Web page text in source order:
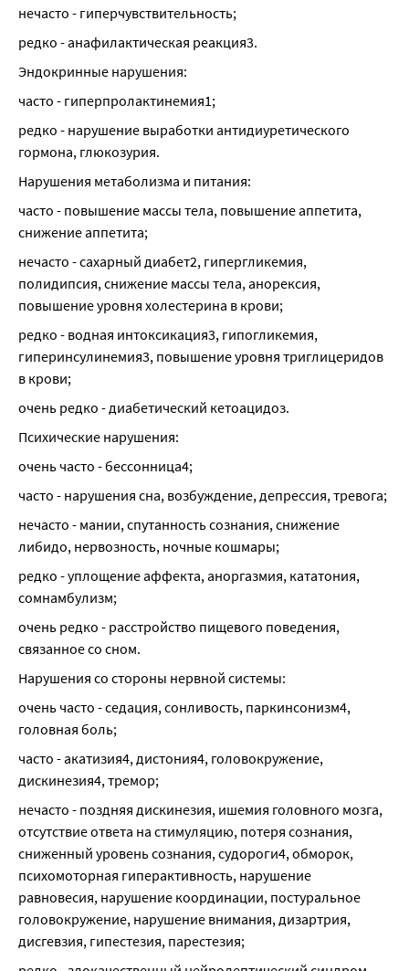
нечасто - гиперчувствительность;
редко - анафилактическая реакция3.
Эндокринные нарушения:
часто - гиперпролактинемия1;
редко - нарушение выработки антидиуретического
гормона, глюкозурия.
Нарушения метаболизма и питания:
часто - повышение массы тела, повышение аппетита,
снижение аппетита;
нечасто - сахарный диабет2, гипергликемия,
полидипсия, снижение массы тела, анорексия,
повышение уровня холестерина в крови;
редко - водная интоксикация3, гипогликемия,
гиперинсулинемия3, повышение уровня триглицеридов
в крови;
очень редко - диабетический кетоацидоз.
Психические нарушения:
очень часто - бессонница4;
часто - нарушения сна, возбуждение, депрессия, тревога;
нечасто - мании, спутанность сознания, снижение
либидо, нервозность, ночные кошмары;
редко - уплощение аффекта, аноргазмия, кататония,
сомнамбулизм;
очень редко - расстройство пищевого поведения,
связанное со сном.
Нарушения со стороны нервной системы:
очень часто - седация, сонливость, паркинсонизм4,
головная боль;
часто - акатизия4, дистония4, головокружение,
дискинезия4, тремор;
нечасто - поздняя дискинезия, ишемия головного мозга,
отсутствие ответа на стимуляцию, потеря сознания,
сниженный уровень сознания, судороги4, обморок,
психомоторная гиперактивность, нарушение
равновесия, нарушение координации, постуральное
головокружение, нарушение внимания, дизартрия,
дисгевзия, гипестезия, парестезия;